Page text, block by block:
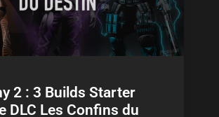
2 : 3 Builds Starter
DLC Les Confins du